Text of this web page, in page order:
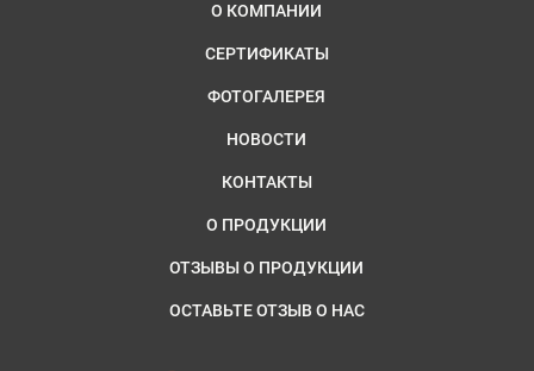
О КОМПАНИИ
СЕРТИФИКАТЫ
ФОТОГАЛЕРЕЯ
НОВОСТИ
КОНТАКТЫ
О ПРОДУКЦИИ
ОТЗЫВЫ О ПРОДУКЦИИ
ОСТАВЬТЕ ОТЗЫВ О НАС